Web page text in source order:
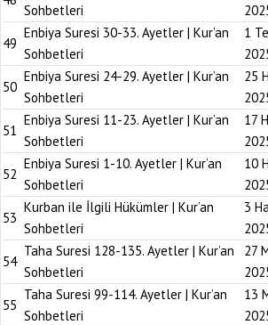
Sohbetleri
49
Enbiya Suresi 30-33. Ayetler | Kur’an
Sohbetleri
1
50
Enbiya Suresi 24-29. Ayetler | Kur’an
Sohbetleri
25
51
Enbiya Suresi 11-23. Ayetler | Kur’an
Sohbetleri
17
52
Enbiya Suresi 1-10. Ayetler | Kur’an
Sohbetleri
10
53
Kurban ile İlgili Hükümler | Kur’an
Sohbetleri
3
54
Taha Suresi 128-135. Ayetler | Kur’an
Sohbetleri
27
55
Taha Suresi 99-114. Ayetler | Kur’an
Sohbetleri
13